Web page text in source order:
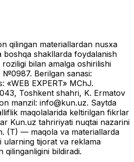
qilingan materiallardan nusxa
boshqa shakllarda foydalanish
bilan amalga oshirilishi
№0987. Berilgan sanasi:
«WEB EXPERT» MChJ.
Toshkent shahri, K. Ermatov
manzil: info@kun.uz. Saytda
maqolalarida keltirilgan fikrlar
Kun.uz tahririyati nuqtai nazarini
(T) — maqola va materiallarda
ularning tijorat va reklama
qilinganligini bildiradi.